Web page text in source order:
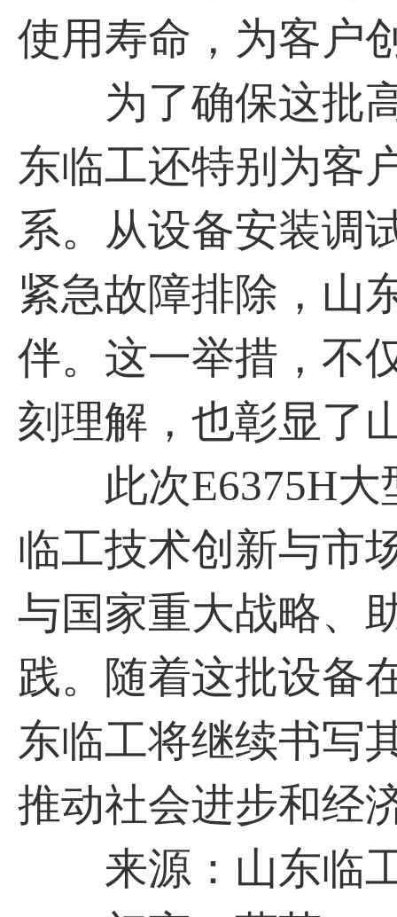
使用寿命，为客户
为了确保这批高
东临工还特别为客
系。从设备安装调
紧急故障排除，山
伴。这一举措，不
刻理解，也彰显了
此次E6375H大
临工技术创新与市
与国家重大战略、
践。随着这批设备
东临工将继续书写
推动社会进步和经
来源：山东临